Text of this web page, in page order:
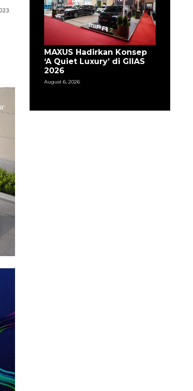
MAXUS Hadirkan Konsep
‘A Quiet Luxury’ di GIIAS
2026
August 6, 2026